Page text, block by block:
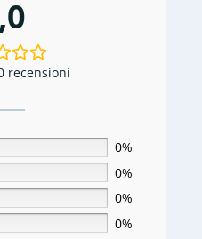
recensioni
0%
0%
0%
0%